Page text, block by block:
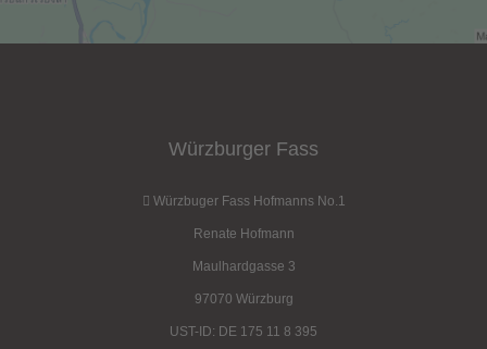
Würzburger Fass
Würzbuger Fass Hofmanns No.1
Renate Hofmann
Maulhardgasse 3
97070 Würzburg
UST-ID: DE 175 11 8 395